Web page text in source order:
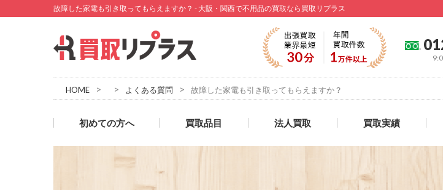
故障した家電も引き取ってもらえますか？ - 大阪・関西で不用品の買取なら買取リプラス
HOME > > よくある質問 > 故障した家電も引き取ってもらえますか？
初めての方へ 買取品目 法人買取 買取実績